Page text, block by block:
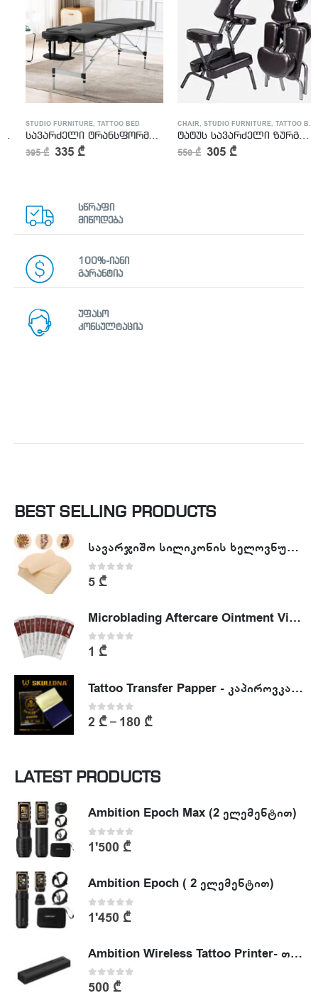
STUDIO FURNITURE,TATTOO BED
სავარძელი ტრანსფორმერი
395₾ 335₾
CHAIR,STUDIO FURNITURE,TATTOO BED
ტატუს სავარძელი ზურგზე სამუშაოდ
550₾ 305₾
სწრაფი
მიწოდება
100%-იანი
გარანტია
უფასო
კონსულტაცია
BEST SELLING PRODUCTS
სავარჯიშო სილიკონის ხელოვნური კანი - Tattoo Practike skin
0out of 5
5 ₾
Microblading Aftercare Ointment Vitamin A&D
0 out of 5
1 ₾
Tattoo Transfer Papper - კაპიროვკა - ტატუს ესკიზის კოპირების ქაღალდი
0out of 5
2 ₾– 180 ₾
LATEST PRODUCTS
Ambition Epoch Max (2 ელემენტით)
0out of 5
1'500 ₾
Ambition Epoch ( 2 ელემენტით)
0out of 5
1'450 ₾
Ambition Wireless Tattoo Printer- თერმული პრინტერი
0out of 5
500 ₾